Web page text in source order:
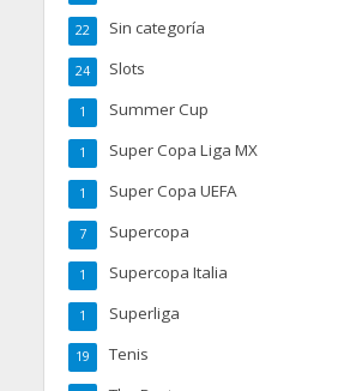
Sin categoría
22
Slots
24
Summer Cup
1
Super Copa Liga MX
1
Super Copa UEFA
1
Supercopa
7
Supercopa Italia
1
Superliga
1
Tenis
19